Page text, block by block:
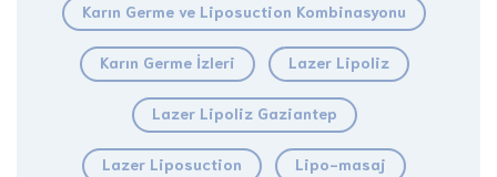
Karın Germe ve Liposuction Kombinasyonu
Karın Germe İzleri Lazer Lipoliz
Lazer Lipoliz Gaziantep
Lazer Liposuction Lipo-masaj